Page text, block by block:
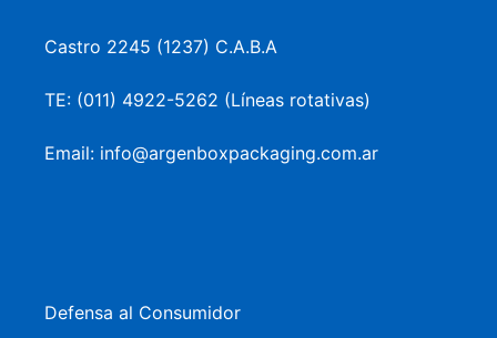
Castro 2245 (1237) C.A.B.A
TE: (011) 4922-5262 (Líneas rotativas)
Email: info@argenboxpackaging.com.ar
Defensa al Consumidor